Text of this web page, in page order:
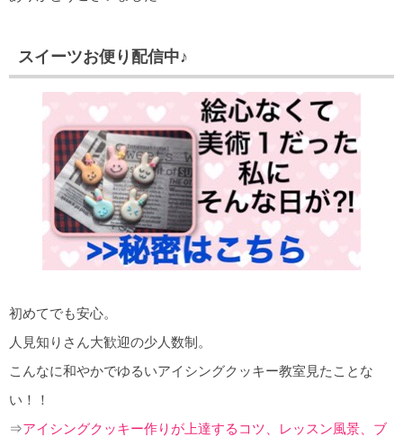
スイーツお便り配信中♪
初めてでも安心。
人見知りさん大歓迎の少人数制。
こんなに和やかでゆるいアイシングクッキー教室見たことな
い！！
⇒アイシングクッキー作りが上達するコツ、レッスン風景、ブ